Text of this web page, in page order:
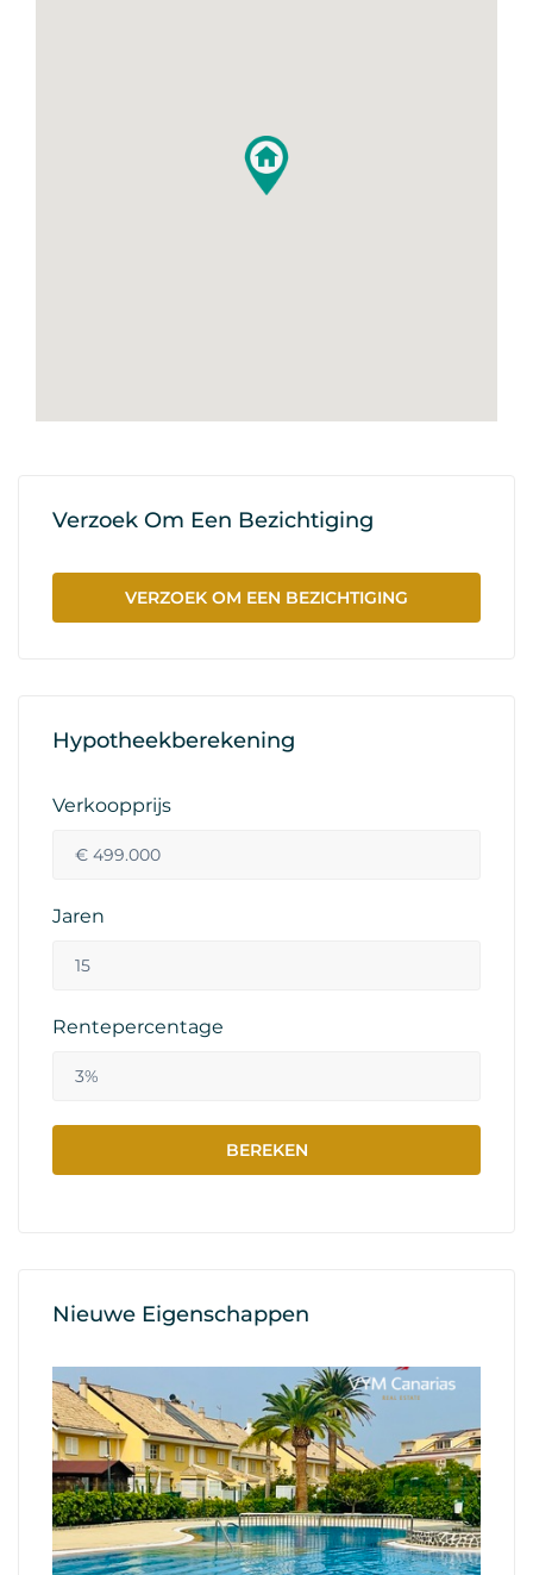
Verzoek Om Een Bezichtiging
VERZOEK OM EEN BEZICHTIGING
Hypotheekberekening
Verkoopprijs
Jaren
Rentepercentage
Nieuwe Eigenschappen